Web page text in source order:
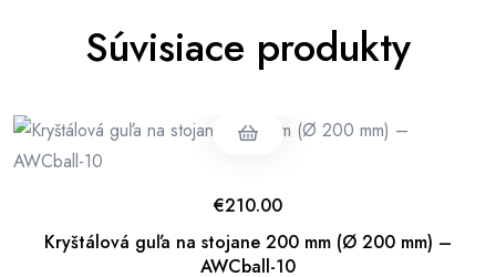
Súvisiace produkty
Kryštálová guľa na stojane 200 mm (Ø 200 mm) –
AWCball-10
€210.00